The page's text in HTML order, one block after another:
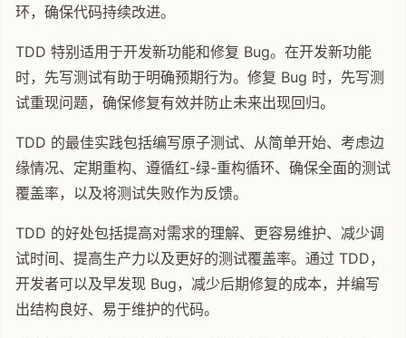
环，确保代码持续改进。
TDD 特别适用于开发新功能和修复 Bug。在开发新功能
时，先写测试有助于明确预期行为。修复 Bug 时，先写测
试重现问题，确保修复有效并防止未来出现回归。
TDD 的最佳实践包括编写原子测试、从简单开始、考虑边
缘情况、定期重构、遵循红-绿-重构循环、确保全面的测试
覆盖率，以及将测试失败作为反馈。
TDD 的好处包括提高对需求的理解、更容易维护、减少调
试时间、提高生产力以及更好的测试覆盖率。通过 TDD，
开发者可以及早发现 Bug，减少后期修复的成本，并编写
出结构良好、易于维护的代码。